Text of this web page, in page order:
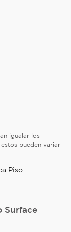
igualar los
pueden variar
Piso
Surface